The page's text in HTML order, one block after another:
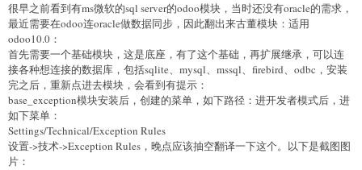
很早之前看到有ms微软的sql server的odoo模块，当时还没有oracle的需求，
最近需要在odoo连oracle做数据同步，因此翻出来古董模块：适用
odoo10.0：
首先需要一个基础模块，这是底座，有了这个基础，再扩展继承，可以连
接各种想连接的数据库，包括sqlite、mysql、mssql、firebird、odbc，安装
完之后，重新点进去模块，会看到有提示：
base_exception模块安装后，创建的菜单，如下路径：进开发者模式后，进
如下菜单：
Settings/Technical/Exception Rules
设置->技术->Exception Rules，晚点应该抽空翻译一下这个。以下是截图图
片：